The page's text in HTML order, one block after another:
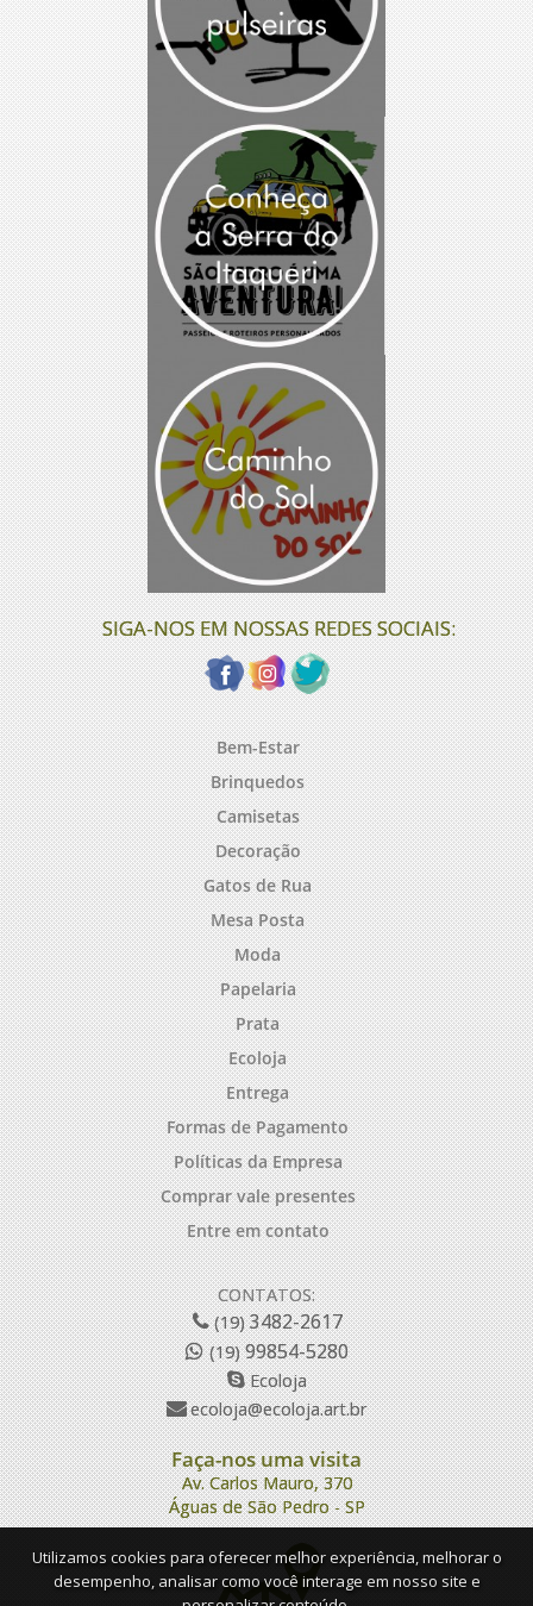
SIGA-NOS EM NOSSAS REDES SOCIAIS:
Bem-Estar
Brinquedos
Camisetas
Decoração
Gatos de Rua
Mesa Posta
Moda
Papelaria
Prata
Ecoloja
Entrega
Formas de Pagamento
Políticas da Empresa
Comprar vale presentes
Entre em contato
CONTATOS:
(19)3482-2617
(19)99854-5280
Ecoloja
ecoloja@ecoloja.art.br
Faça-nos uma visita
Av. Carlos Mauro, 370
Águas de São Pedro - SP
Utilizamos cookies para oferecer melhor experiência, melhorar o
desempenho, analisar como você interage em nosso site e